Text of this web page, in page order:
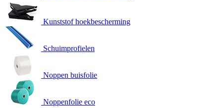
Kunststof hoekbescherming
Schuimprofielen
Noppen buisfolie
Noppenfolie eco